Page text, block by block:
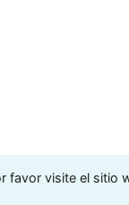
favor visite el sitio